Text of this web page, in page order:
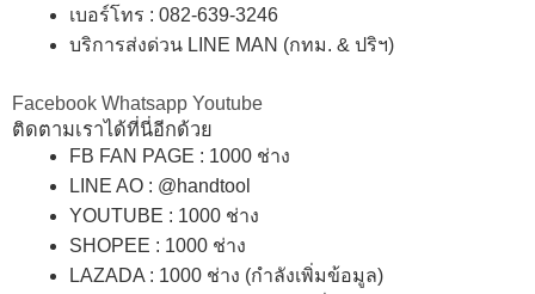
เบอร์โทร : 082-639-3246
บริการส่งด่วน LINE MAN (กทม. & ปริฯ)
Facebook Whatsapp Youtube
ติดตามเราได้ที่นี่อีกด้วย
FB FAN PAGE : 1000 ช่าง
LINE AO : @handtool
YOUTUBE : 1000 ช่าง
SHOPEE : 1000 ช่าง
LAZADA : 1000 ช่าง (กำลังเพิ่มข้อมูล)